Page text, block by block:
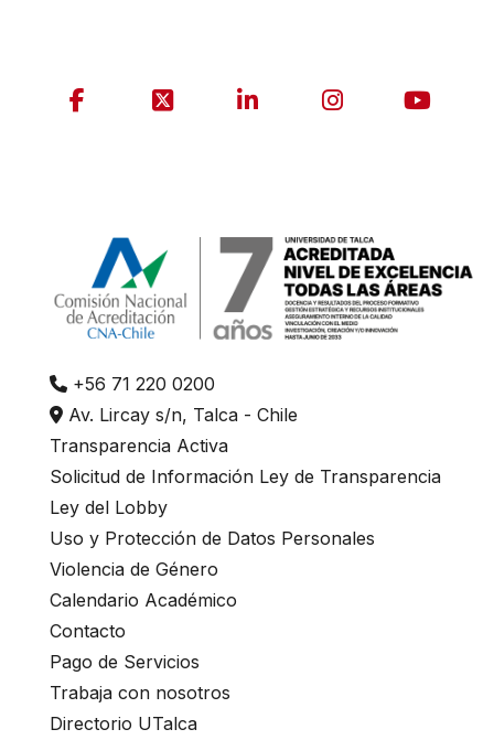
+56 71 220 0200
Av. Lircay s/n, Talca - Chile
Transparencia Activa
Solicitud de Información Ley de Transparencia
Ley del Lobby
Uso y Protección de Datos Personales
Violencia de Género
Calendario Académico
Contacto
Pago de Servicios
Trabaja con nosotros
Directorio UTalca